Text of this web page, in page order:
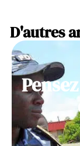
D'autres